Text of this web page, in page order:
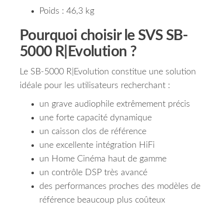
Poids : 46,3 kg
Pourquoi choisir le SVS SB-
5000 R|Evolution ?
Le SB-5000 R|Evolution constitue une solution
idéale pour les utilisateurs recherchant :
un grave audiophile extrêmement précis
une forte capacité dynamique
un caisson clos de référence
une excellente intégration HiFi
un Home Cinéma haut de gamme
un contrôle DSP très avancé
des performances proches des modèles de
référence beaucoup plus coûteux